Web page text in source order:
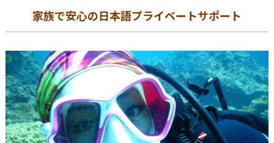
家族で安心の日本語プライベートサポート